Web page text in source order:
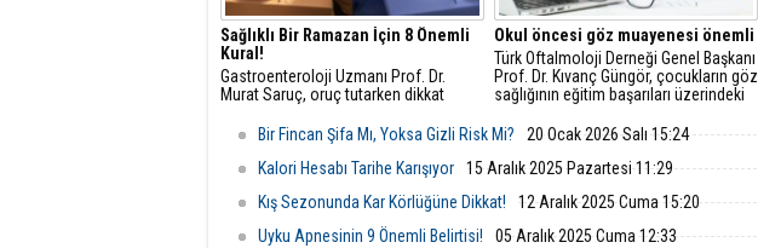
Sağlıklı Bir Ramazan İçin 8 Önemli
Kural!
Gastroenteroloji Uzmanı Prof. Dr.
Murat Saruç, oruç tutarken dikkat
önemli öneriler ve uyarılarda bulundu.
Okul öncesi göz muayenesi önemli
Türk Oftalmoloji Derneği Genel Başkanı
Prof. Dr. Kıvanç Güngör, çocukların göz
sağlığının eğitim başarıları üzerindeki
Bir Fincan Şifa Mı, Yoksa Gizli Risk Mi?
20 Ocak 2026 Salı 15:24
Kalori Hesabı Tarihe Karışıyor
15 Aralık 2025 Pazartesi 11:29
Kış Sezonunda Kar Körlüğüne Dikkat!
12 Aralık 2025 Cuma 15:20
Uyku Apnesinin 9 Önemli Belirtisi!
05 Aralık 2025 Cuma 12:33